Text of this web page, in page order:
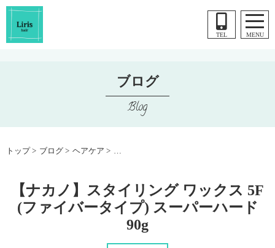
コ
テ
TEL MENU
ブログ
Blog
トップ ブログ ヘアケア 【ナカノ】スタイリング ワックス 5F (ファ
【ナカノ】スタイリング ワックス 5F
(ファイバータイプ) スーパーハード
90g